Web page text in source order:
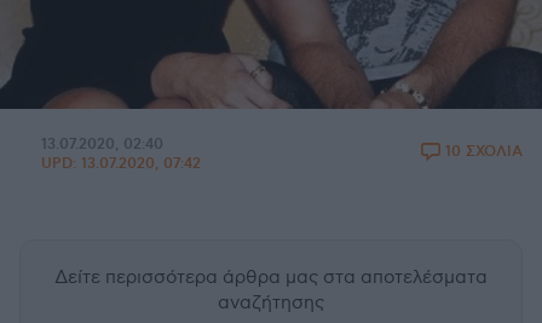
13.07.2020, 02:40
UPD: 13.07.2020, 07:42
10 ΣΧΟΛΙΑ
Δείτε περισσότερα άρθρα μας στα αποτελέσματα
αναζήτησης